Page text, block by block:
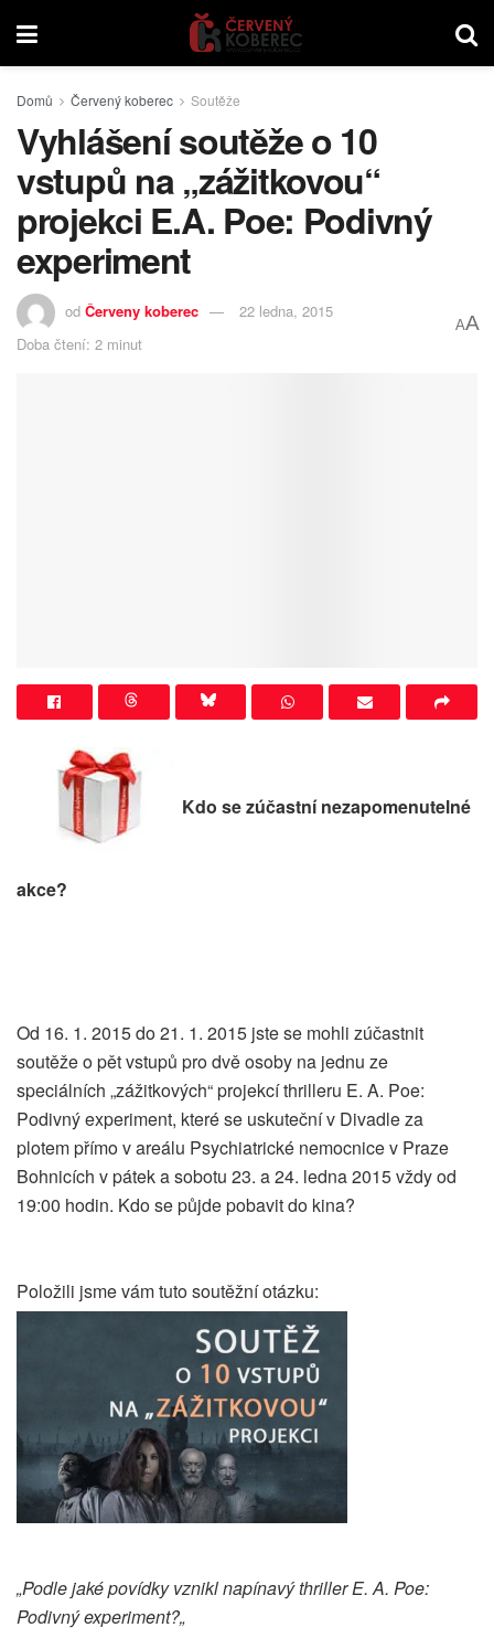
Domů Červený koberec Soutěže
Vyhlášení soutěže o 10
vstupů na „zážitkovou“
projekci E.A. Poe: Podivný
experiment
od Červeny koberec
22 ledna, 2015
Doba čtení: 2 minut
AA
Kdo se zúčastní nezapomenutelné
akce?
Od 16. 1. 2015 do 21. 1. 2015 jste se mohli zúčastnit
soutěže o pět vstupů pro dvě osoby na jednu ze
speciálních „zážitkových“ projekcí thrilleru E. A. Poe:
Podivný experiment, které se uskuteční v Divadle za
plotem přímo v areálu Psychiatrické nemocnice v Praze
Bohnicích v pátek a sobotu 23. a 24. ledna 2015 vždy od
19:00 hodin. Kdo se půjde pobavit do kina?
Položili jsme vám tuto soutěžní otázku:
„Podle jaké povídky vznikl napínavý thriller E. A. Poe:
Podivný experiment?„